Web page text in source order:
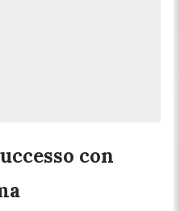
con